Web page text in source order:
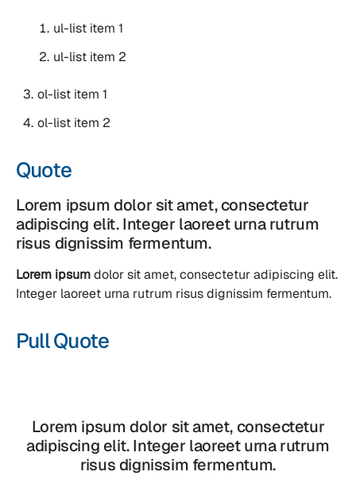
ul-list item 1
ul-list item 2
ol-list item 1
ol-list item 2
Quote
Lorem ipsum dolor sit amet, consectetur
adipiscing elit. Integer laoreet urna rutrum
risus dignissim fermentum.
Lorem ipsumdolor sit amet, consectetur adipiscing elit.
Integer laoreet urna rutrum risus dignissim fermentum.
Pull Quote
Lorem ipsum dolor sit amet, consectetur
adipiscing elit. Integer laoreet urna rutrum
risus dignissim fermentum.